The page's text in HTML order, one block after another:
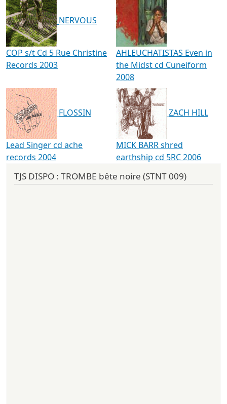
NERVOUS
COP s/t Cd 5 Rue Christine
Records 2003
AHLEUCHATISTAS Even in
the Midst cd Cuneiform
2008
FLOSSIN
Lead Singer cd ache
records 2004
ZACH HILL
MICK BARR shred
earthship cd 5RC 2006
TJS DISPO : TROMBE bête noire (STNT 009)